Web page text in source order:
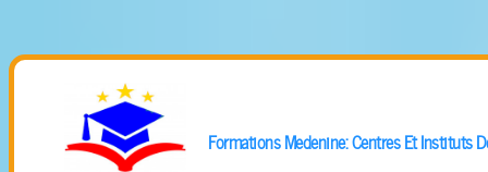
FormationsMedenine: Centres Et Instituts